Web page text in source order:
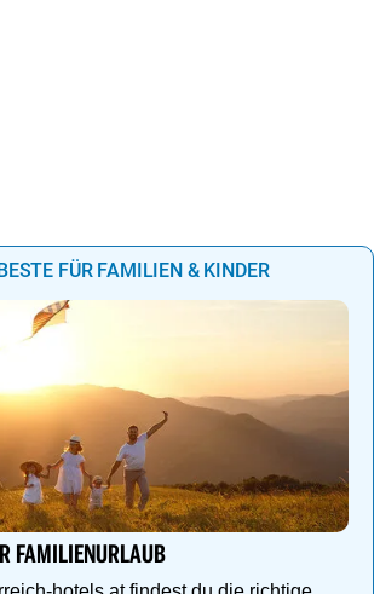
FÜR FAMILIEN & KINDER
FAMILIENURLAUB